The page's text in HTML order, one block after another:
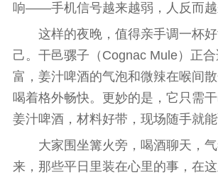
响——手机信号越来越弱，人反而越
这样的夜晚，值得亲手调一杯
己。干邑骡子（Cognac Mule）正
富，姜汁啤酒的气泡和微辣在喉间
喝着格外畅快。更妙的是，它只需
姜汁啤酒，材料好带，现场随手就能
大家围坐篝火旁，喝酒聊天，
来，那些平日里装在心里的事，在